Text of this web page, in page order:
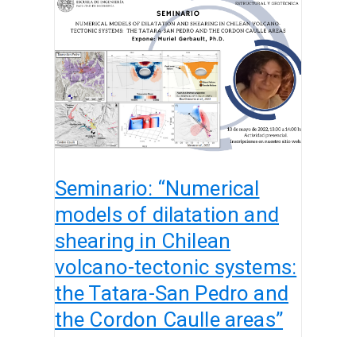
Seminario: “Numerical
models of dilatation and
shearing in Chilean
volcano-tectonic systems:
the Tatara-San Pedro and
the Cordon Caulle areas”
“Numerical
models
of
dilatation
and
shearing
in
Chilean
tectonic
systems:
the
Tatara-
San
Pedro
and
the